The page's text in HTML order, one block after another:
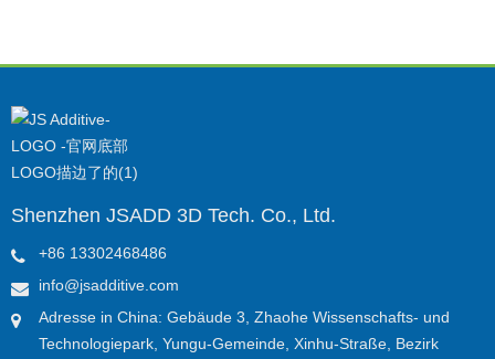
Shenzhen JSADD 3D Tech. Co., Ltd.
+86 13302468486
info@jsadditive.com
Adresse in China: Gebäude 3, Zhaohe Wissenschafts- und
Technologiepark, Yungu-Gemeinde, Xinhu-Straße, Bezirk